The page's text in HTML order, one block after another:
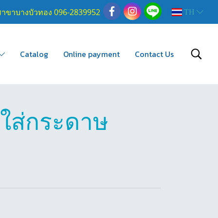
ขาบางบัวทอง 096-2839952 TH
Catalog Online payment Contact Us
ส่กระดาษ